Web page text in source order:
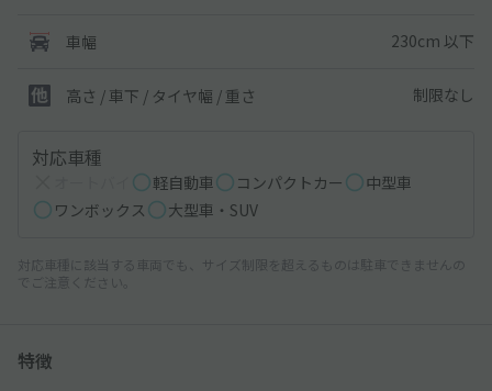
車幅 230cm 以下
高さ / 車下 / タイヤ幅 / 重さ 制限なし
対応車種
軽自動車 コンパクトカー
中型車
ワンボックス
大型車・SUV
対応車種に該当する車両でも、サイズ制限を超えるものは駐車できませんの
でご注意ください。
特徴